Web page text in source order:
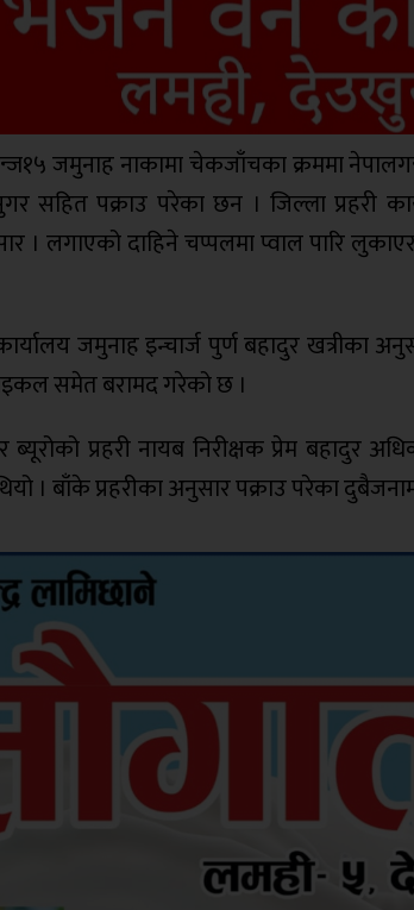
जमुनाह नाकामा चेकजाँचका क्रममा
सहित पक्राउ परेका छन । जिल्ला प्रहरी
। लगाएको दाहिने चप्पलमा प्वाल पारि
जमुनाह इन्चार्ज पुर्ण बहादुर
समेत बरामद गरेको छ ।
ब्यूरोको प्रहरी नायब निरीक्षक प्रेम बहादुर
। बाँके प्रहरीका अनुसार पक्राउ परेका